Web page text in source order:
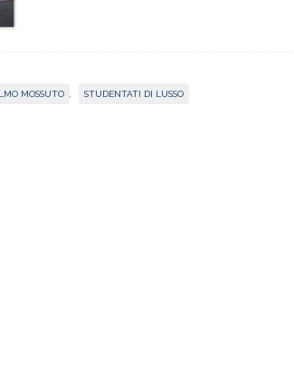
MOSSUTO STUDENTATI DI LUSSO